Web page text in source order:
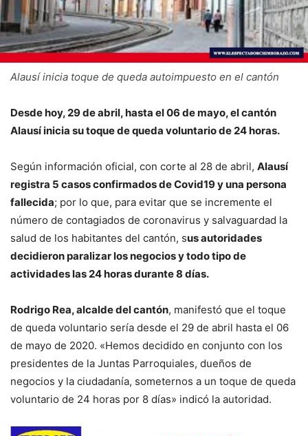
Alausí inicia toque de queda autoimpuesto en el cantón
Desde hoy, 29 de abril, hasta el 06 de mayo, el cantón
Alausí inicia su toque de queda voluntario de 24 horas.
Según información oficial, con corte al 28 de abril, Alausí
registra 5 casos confirmados de Covid19 y una persona
fallecida; por lo que, para evitar que se incremente el
número de contagiados de coronavirus y salvaguardad la
salud de los habitantes del cantón, sus autoridades
decidieron paralizar los negocios y todo tipo de
actividades las 24 horas durante 8 días.
Rodrigo Rea, alcalde del cantón, manifestó que el toque
de queda voluntario sería desde el 29 de abril hasta el 06
de mayo de 2020. «Hemos decidido en conjunto con los
presidentes de la Juntas Parroquiales, dueños de
negocios y la ciudadanía, someternos a un toque de queda
voluntario de 24 horas por 8 días» indicó la autoridad.